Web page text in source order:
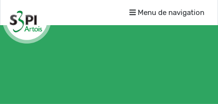
Menu de navigation